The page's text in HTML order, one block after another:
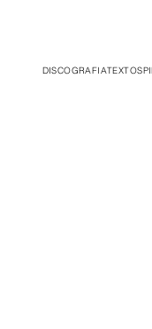
DISCOGRAFIATEXTOS